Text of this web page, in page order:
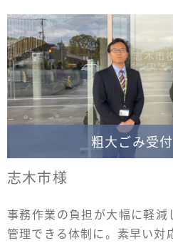
粗大ごみ受
志木市様
事務作業の負担が大幅に軽
管理できる体制に。素早い対